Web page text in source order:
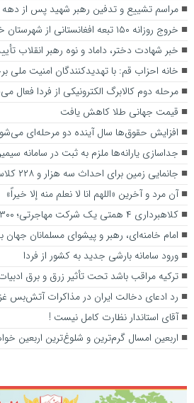
مراسم تشییع و تدفین رهبر شهید پس از دهه
خروج روزانه ۱۵۰ تبعه افغانستانی از شهرستان خاش به‌صورت داوطلبانه
خبر شهادت دختر، داماد و نوه رهبر انقلاب
خانه احزاب قم: با تهدیدکنندگان امنیت ملی
مرحله دوم کالابرگ الکترونیکی از فردا فعال
قیمت جهانی طلا کاهش یافت
افزایش حقوق‌ها سال آینده دو مرحله‌ای
جداسازی یارانه‌ها ملزم به ثبت در سامانه
جانمایی زمین برای احداث سه هزار و ۲۲۸ کلاس درس در استان اردبیل
آن مرد و آخرین «اللهم انا لا نعلم منه إلا خیراً»
کلاهبرداری ۴ همتی یک شرکت مهاجرتی؛ ۳۰۰ شاکی تاکنون
امام خامنه‌ای، رهبر و پیشوای مسلمانان
ورود سامانه بارشی جدید به کشور از فردا
ترکیه مراقب باشد تحت تأثیر زرق و برق
رد ادعای دخالت ایران در مذاکرات آتش‌بس
آقای استاندار نظارت کامل نیست !
اربعین امسال گرم‌ترین و شلوغ‌ترین اربعین